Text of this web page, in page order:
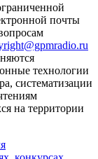
почты
технологии
систематизации
на территории